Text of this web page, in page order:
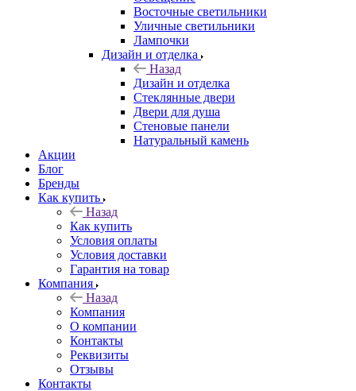
Восточные светильники
Уличные светильники
Лампочки
Дизайн и отделка
Назад
Дизайн и отделка
Стеклянные двери
Двери для душа
Стеновые панели
Натуральный камень
Акции
Блог
Бренды
Как купить
Назад
Как купить
Условия оплаты
Условия доставки
Гарантия на товар
Компания
Назад
Компания
О компании
Контакты
Реквизиты
Отзывы
Контакты